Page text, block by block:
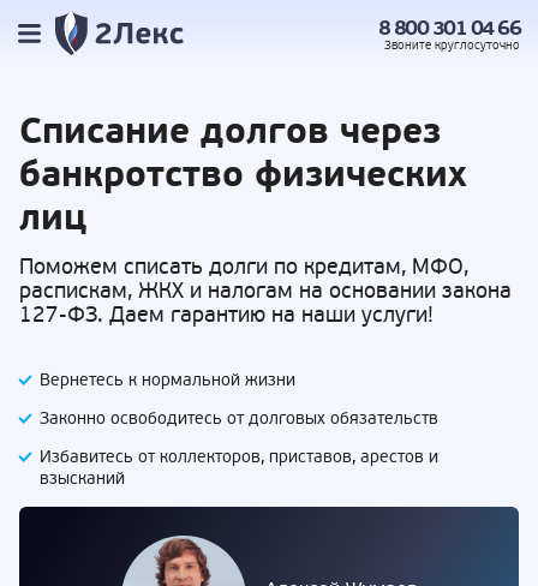
8 800 301 04 66
Звоните круглосуточно
Списание долгов через
банкротство физических
лиц
Поможем списать долги по кредитам, МФО,
распискам, ЖКХ и налогам на основании закона
127-ФЗ. Даем гарантию на наши услуги!
Вернетесь к нормальной жизни
Законно освободитесь от долговых обязательств
Избавитесь от коллекторов, приставов, арестов и
взысканий